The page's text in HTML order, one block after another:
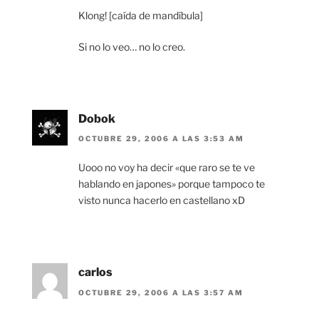
Klong! [caída de mandíbula]
Si no lo veo… no lo creo.
Dobok
OCTUBRE 29, 2006 A LAS 3:53 AM
Uooo no voy ha decir «que raro se te ve
hablando en japones» porque tampoco te
visto nunca hacerlo en castellano xD
carlos
OCTUBRE 29, 2006 A LAS 3:57 AM